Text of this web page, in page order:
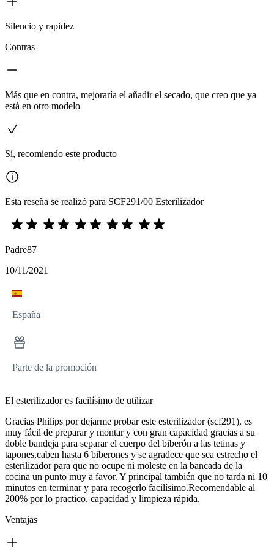
Silencio y rapidez
Contras
Más que en contra, mejoraría el añadir el secado, que creo que ya
está en otro modelo
Sí, recomiendo este producto
Esta reseña se realizó para SCF291/00 Esterilizador
Padre87
10/11/2021
España
Parte de la promoción
El esterilizador es facilísimo de utilizar
Gracias Philips por dejarme probar este esterilizador (scf291), es
muy fácil de preparar y montar y con gran capacidad gracias a su
doble bandeja para separar el cuerpo del biberón a las tetinas y
tapones,caben hasta 6 biberones y se agradece que sea estrecho el
esterilizador para que no ocupe ni moleste en la bancada de la
cocina un punto muy a favor. Y principal también que no tarda ni 10
minutos en terminar y para recogerlo facilísimo.Recomendable al
200% por lo practico, capacidad y limpieza rápida.
Ventajas